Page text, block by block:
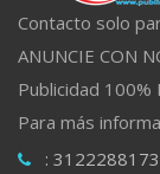
Contacto solo
ANUNCIE CON
Publicidad 100%
Para más
: 3122288173